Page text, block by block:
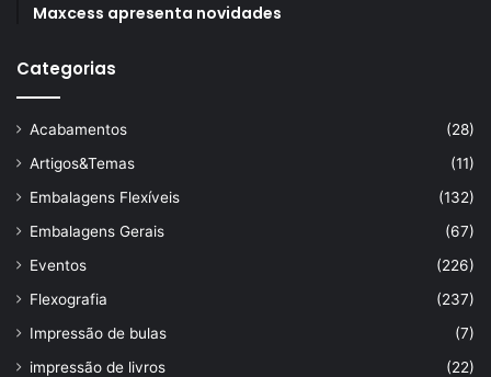
Maxcess apresenta novidades
Categorias
Acabamentos
(28)
Artigos&Temas
(11)
Embalagens Flexíveis
(132)
Embalagens Gerais
(67)
Eventos
(226)
Flexografia
(237)
Impressão de bulas
(7)
impressão de livros
(22)